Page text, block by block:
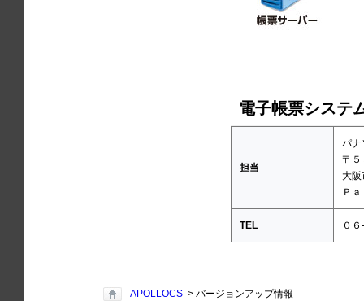
電子帳票システ
担当
パ
〒５
大阪
Ｐ
TEL ０
APOLLOCS > バージョンアップ情報